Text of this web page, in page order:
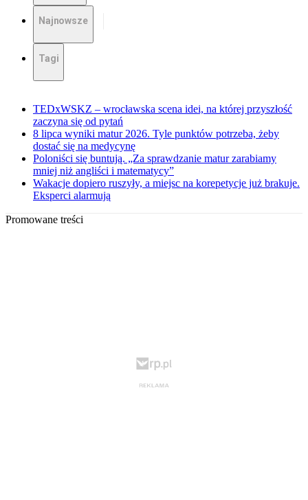
Najnowsze
Tagi
TEDxWSKZ – wrocławska scena idei, na której przyszłość
zaczyna się od pytań
8 lipca wyniki matur 2026. Tyle punktów potrzeba, żeby
dostać się na medycynę
Poloniści się buntują. „Za sprawdzanie matur zarabiamy
mniej niż angliści i matematycy”
Wakacje dopiero ruszyły, a miejsc na korepetycje już brakuje.
Eksperci alarmują
Promowane treści